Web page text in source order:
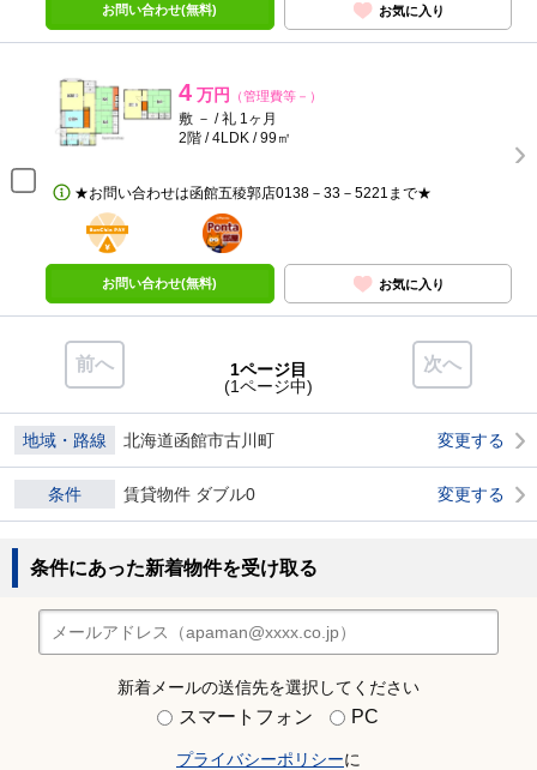
お問い合わせ(無料) お気に入り
4 万円 （管理費等－）
敷 － / 礼 1ヶ月
2階 / 4LDK / 99㎡
★お問い合わせは函館五稜郭店0138－33－5221まで★
BunChinPAY
ポンタ
部屋
お問い合わせ(無料) お気に入り
前へ 次へ
1ページ目
(1ページ中)
地域・路線 北海道函館市古川町 変更する
条件 賃貸物件 ダブル0 変更する
条件にあった新着物件を受け取る
新着メールの送信先を選択してください
スマートフォン PC
プライバシーポリシーに